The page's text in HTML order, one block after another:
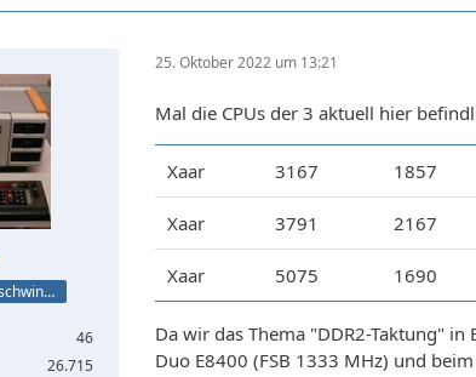
Wahnsinnige Geschwindigkeit - und los!
46
26.715
25. Oktober 2022 um 13:21
Mal die CPUs der 3 aktuell hier
Xaar 3167 1857
Xaar 3791 2167
Xaar 5075 1690
Da wir das Thema "DDR2-Taktung"
Duo E8400 (FSB 1333 MHz) und